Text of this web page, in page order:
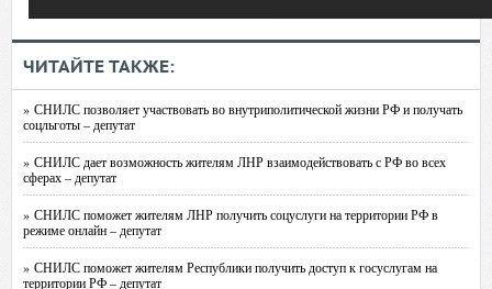
ЧИТАЙТЕ ТАКЖЕ:
» СНИЛС позволяет участвовать во внутриполитической жизни РФ и получать
соцльготы – депутат
» СНИЛС дает возможность жителям ЛНР взаимодействовать с РФ во всех
сферах – депутат
» СНИЛС поможет жителям ЛНР получить соцуслуги на территории РФ в
режиме онлайн – депутат
» СНИЛС поможет жителям Республики получить доступ к госуслугам на
территории РФ – депутат